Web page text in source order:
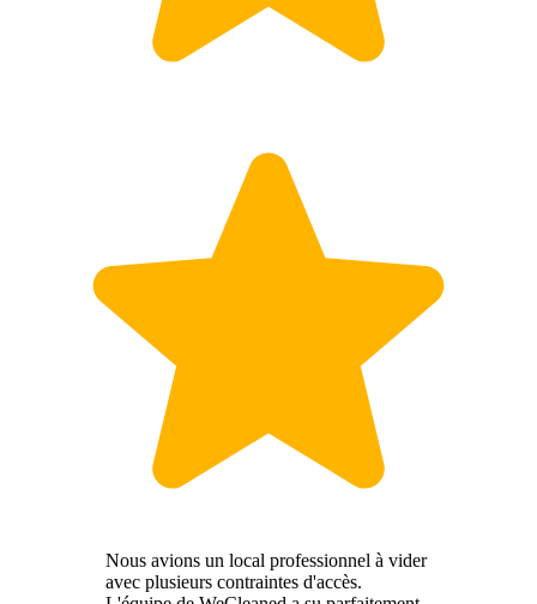
Nous avions un local professionnel à vider
avec plusieurs contraintes d'accès.